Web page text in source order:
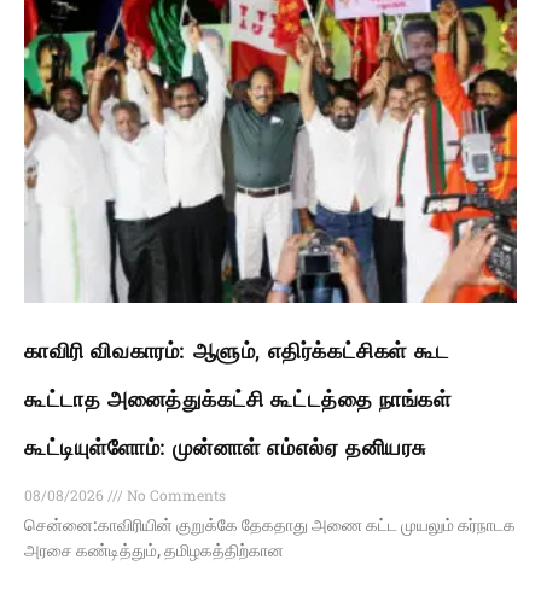
காவிரி விவகாரம்: ஆளும், எதிர்க்கட்சிகள் கூட
கூட்டாத அனைத்துக்கட்சி கூட்டத்தை நாங்கள்
கூட்டியுள்ளோம்: முன்னாள் எம்எல்ஏ தனியரசு
08/08/2026
No Comments
சென்னை:காவிரியின் குறுக்கே தேகதாது அணை கட்ட முயலும் கர்நாடக
அரசை கண்டித்தும், தமிழகத்திற்கான